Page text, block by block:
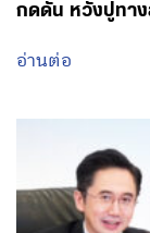
กดดัน หวังปูทา
อ่านต่อ